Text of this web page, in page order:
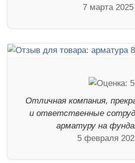
7 марта 2025
Отличная компания,
и ответственные
арматуру на
5 февраля